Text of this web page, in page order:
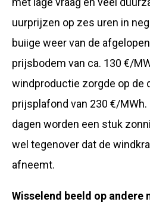
uurprijzen op zes uren in
buiige weer van de
prijsbodem van ca. 130 €/
windproductie zorgde op de
prijsplafond van 230 €/
dagen worden een stuk
wel tegenover dat de
afneemt.
Wisselend beeld op andere